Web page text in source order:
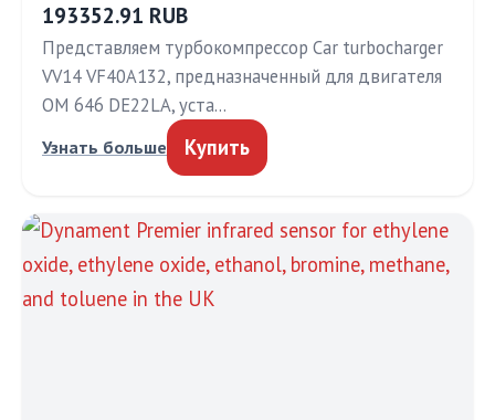
193352.91 RUB
Представляем турбокомпрессор Car turbocharger
VV14 VF40A132, предназначенный для двигателя
OM 646 DE22LA, уста…
Узнать больше Купить